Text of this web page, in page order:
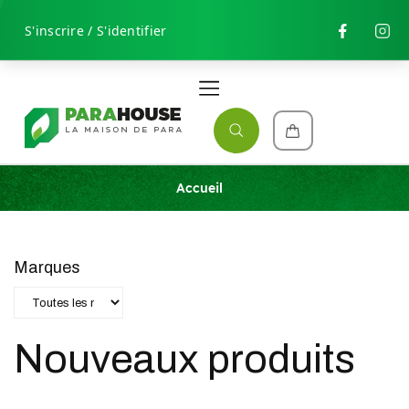
S'inscrire / S'identifier
Accueil
Marques
Nouveaux produits